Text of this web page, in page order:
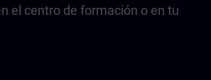
el centro de formación o en tu